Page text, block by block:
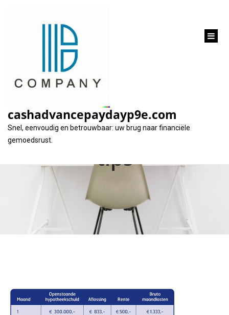
cashadvancepaydayp9e.com
Snel, eenvoudig en betrouwbaar: uw brug naar financiële
gemoedsrust.
Bereken uw
maximale leenbedrag
met deze handige
tips